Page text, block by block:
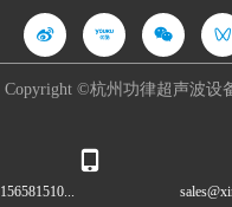
156581510...
Copyright ©杭州功律超声波设